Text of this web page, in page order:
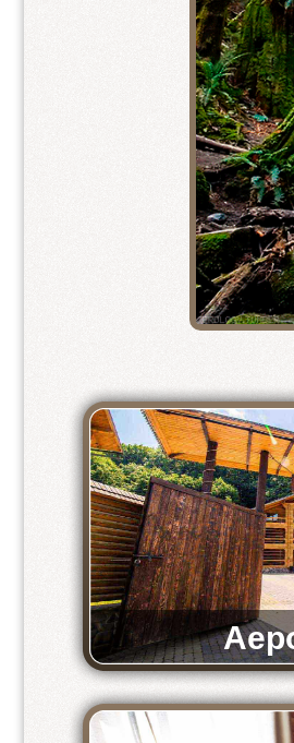
ПЕНТХАУС - люкс 1+1+1
2-ох місний покращений
Стандарт покращений 1+1
Стандарт покращений 2+1
3-місний стандарт
2-місний економ
4-місний економ
Відео-